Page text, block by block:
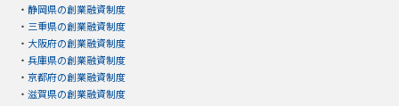
・ 静岡県の創業融資制度
・ 三重県の創業融資制度
・ 大阪府の創業融資制度
・ 兵庫県の創業融資制度
・ 京都府の創業融資制度
・ 滋賀県の創業融資制度